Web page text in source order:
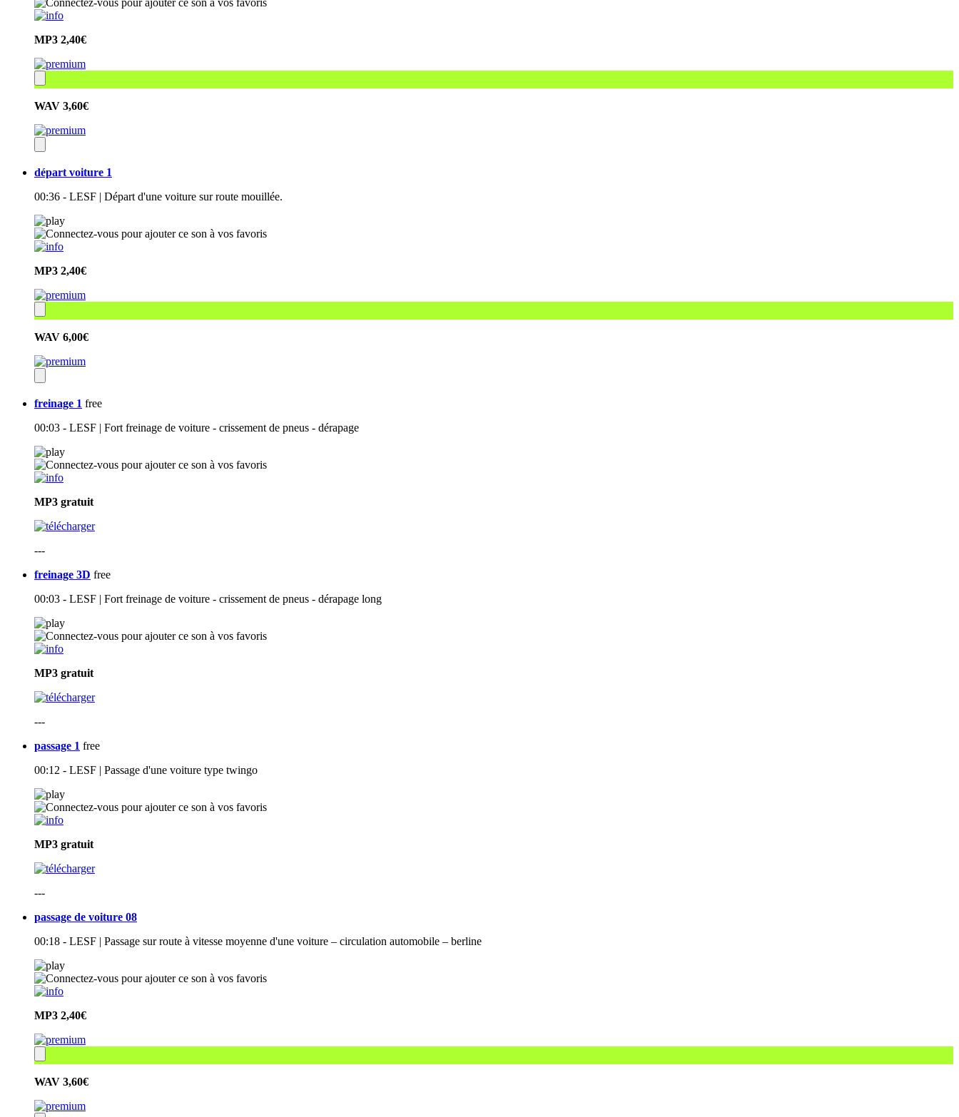
MP3 2,40€
WAV 3,60€
départ voiture 1
00:36 - LESF | Départ d'une voiture sur route mouillée.
MP3 2,40€
WAV 6,00€
freinage 1 free
00:03 - LESF | Fort freinage de voiture - crissement de pneus - dérapage
MP3 gratuit
---
freinage 3D free
00:03 - LESF | Fort freinage de voiture - crissement de pneus - dérapage long
MP3 gratuit
---
passage 1 free
00:12 - LESF | Passage d'une voiture type twingo
MP3 gratuit
---
passage de voiture 08
00:18 - LESF | Passage sur route à vitesse moyenne d'une voiture – circulation automobile – berline
MP3 2,40€
WAV 3,60€